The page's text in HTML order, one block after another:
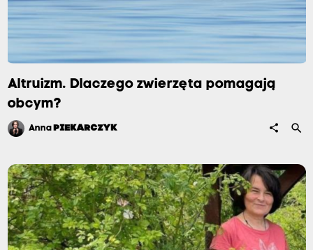
Altruizm. Dlaczego zwierzęta pomagają
obcym?
Anna PIEKARCZYK share search